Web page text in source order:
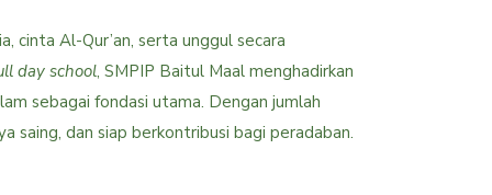
cinta Al-Qur’an, serta unggul secara
day school, SMPIP Baitul Maal menghadirkan
sebagai fondasi utama. Dengan jumlah
saing, dan siap berkontribusi bagi peradaban.